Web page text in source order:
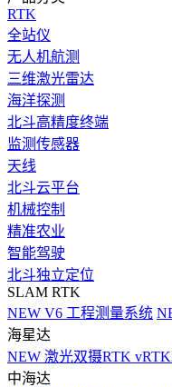
RTK
全站仪
无人机航测
三维激光雷达
海洋探测
北斗高精度终端
监测传感器
天线
北斗云平台
机械控制
精准农业
智能驾驶
北斗独立定位
SLAM RTK
NEW V6 工程测量系统
海星达
NEW 激光双摄RTK
中海达